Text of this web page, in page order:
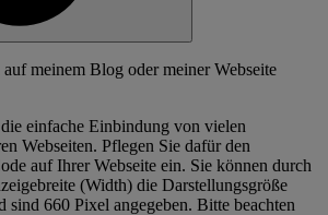
meinem Blog oder meiner Webseite
einfache Einbindung von vielen
Webseiten. Pflegen Sie dafür den
auf Ihrer Webseite ein. Sie können durch
(Width) die Darstellungsgröße
sind 660 Pixel angegeben. Bitte beachten